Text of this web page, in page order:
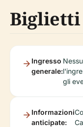
Biglietti
Ingresso
generale:
gli
Informazioni
anticipate: